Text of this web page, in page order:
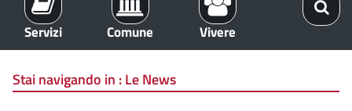
Servizi Comune Vivere
Stai navigando in :Le News